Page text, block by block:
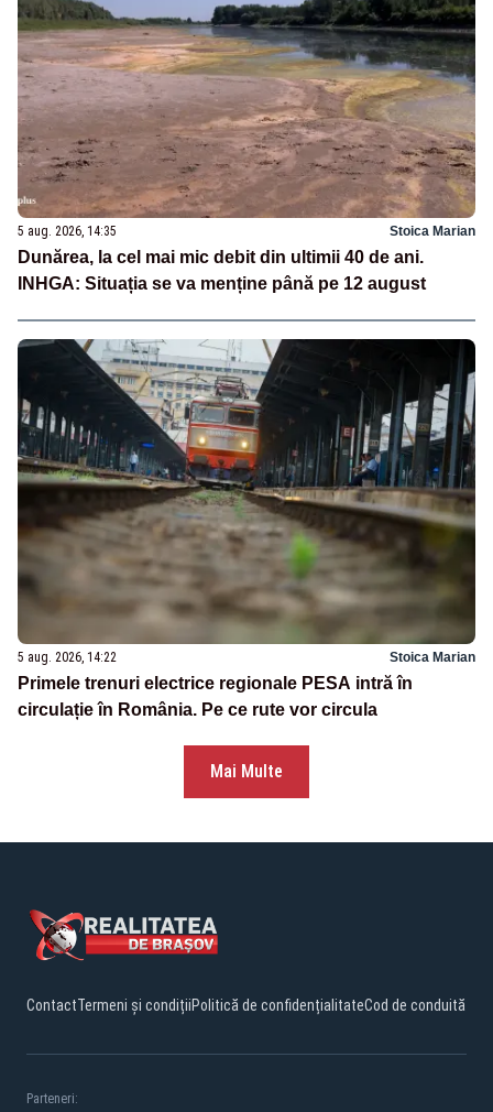
5 aug. 2026, 14:35 Stoica Marian
Dunărea, la cel mai mic debit din ultimii 40 de ani.
INHGA: Situația se va menține până pe 12 august
5 aug. 2026, 14:22 Stoica Marian
Primele trenuri electrice regionale PESA intră în
circulație în România. Pe ce rute vor circula
Mai Multe
ContactTermeni și condițiiPolitică de confidențialitateCod de conduită
Parteneri: